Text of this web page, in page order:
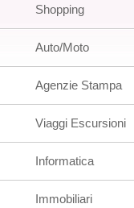
Shopping
Auto/Moto
Agenzie Stampa
Viaggi Escursioni
Informatica
Immobiliari